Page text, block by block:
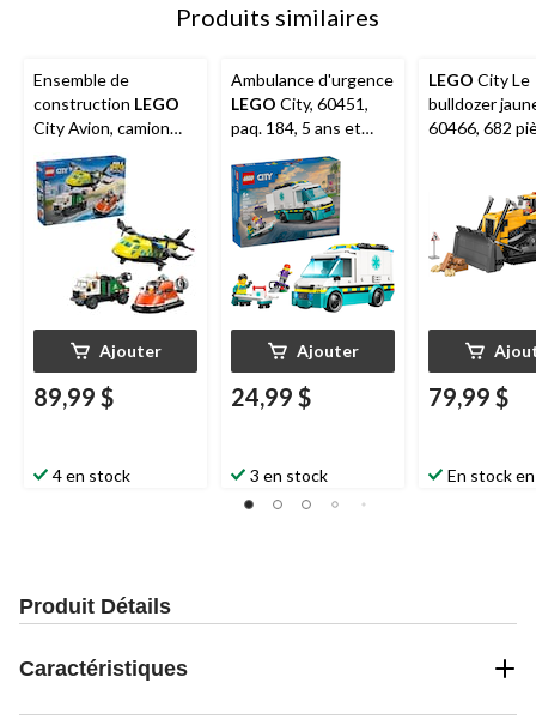
Produits similaires
Ensemble de
construction LEGO
City Avion, camion
d'assistance et
aéroglisseur à
combiner, 60505, 990
pièces, 7 ans et plus
Ajouter
89,99 $
4 en stock
Ambulance d'urgence
LEGO City, 60451,
paq. 184, 5 ans et
Ajouter
24,99 $
3 en stock
LEGO City Le
bulldozer
60466, 682
79,99 $
En stock
Produit Détails
Caractéristiques